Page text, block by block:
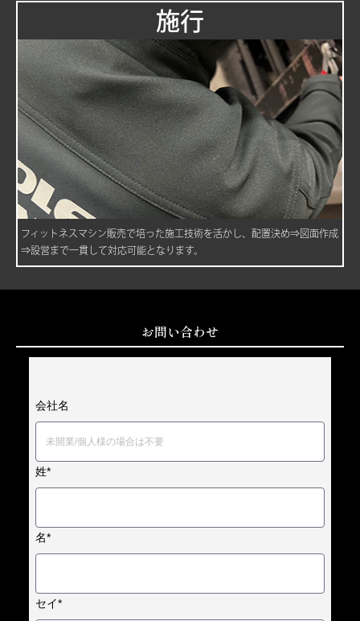
施行
フィットネスマシン販売で培った施工技術を活かし、配置決め⇒図面作成
⇒設営まで一貫して対応可能となります。
お問い合わせ